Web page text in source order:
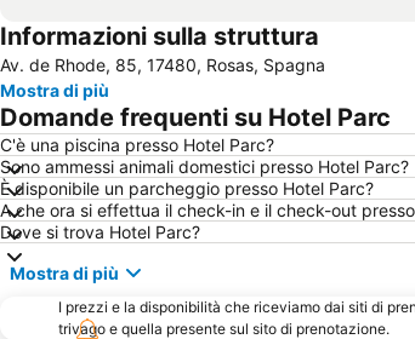
Informazioni sulla struttura
Av. de Rhode, 85, 17480, Rosas, Spagna
Mostra di più
Domande frequenti su Hotel Parc
C'è una piscina presso Hotel Parc?
Sono ammessi animali domestici presso Hotel Parc?
È disponibile un parcheggio presso Hotel Parc?
A che ora si effettua il check-in e il check-out
Dove si trova Hotel Parc?
Mostra di più
I prezzi e la disponibilità che riceviamo dai siti di
trivago e quella presente sul sito di prenotazione.